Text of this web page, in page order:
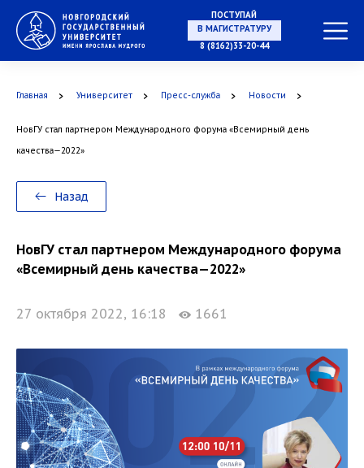
ПОСТУПАЙ
НА СПЕЦИАЛИТЕТ
В МАГИСТРАТУРУ
8 (8162)33-20-44
Главная Университет Пресс-служба Новости
НовГУ стал партнером Международного форума «Всемирный день
качества—2022»
Назад
НовГУ стал партнером Международного форума
«Всемирный день качества—2022»
27 октября 2022, 16:18 1661